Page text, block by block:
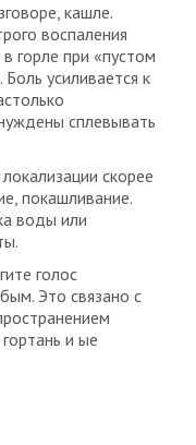
кашле.
воспаления
горле при «пустом
усиливается к
сплевывать
скорее
покашливание.
воды или
голос
Это связано с
и ые